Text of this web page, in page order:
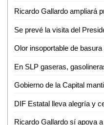
Ricardo Gallardo ampliará